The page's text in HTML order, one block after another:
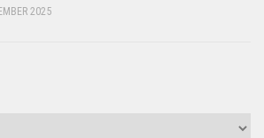
2025